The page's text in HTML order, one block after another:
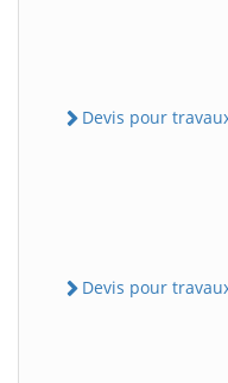
Devis pour travaux
Devis pour